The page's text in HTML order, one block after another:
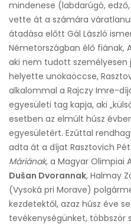
mindenese (labdarúgó,
vette át a számára
átadása előtt Gál László
Németországban élő fiának,
aki nem tudott személyesen
helyette unokaöccse,
alkalommal a Rajczy Imre-
egyesületi tag kapja, aki
esetben az elmúlt húsz
egyesületért. Ezúttal
adta át a díjat Rasztovich
Máriának, a Magyar Olimpiai
Dušan Dvorannak, Halmay
(Vysoká pri Morave)
kezdetektől, azaz húsz éve
tevékenységünket, többször